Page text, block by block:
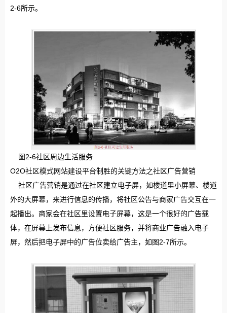
2-6所示。
图2-6社区周边生活服务
O2O社区模式网站建设平台制胜的关键方法之社区广告营销
社区广告营销是通过在社区建立电子屏，如楼道里小屏幕、楼道
外的大屏幕，来进行信息的传播，将社区公告与商家广告交互在一
起播出。商家会在社区里设置电子屏幕，这是一个很好的广告载
体，在屏幕上发布信息，方便社区服务，并将商业广告融入电子
屏，然后把电子屏中的广告位卖给广告主，如图2-7所示。